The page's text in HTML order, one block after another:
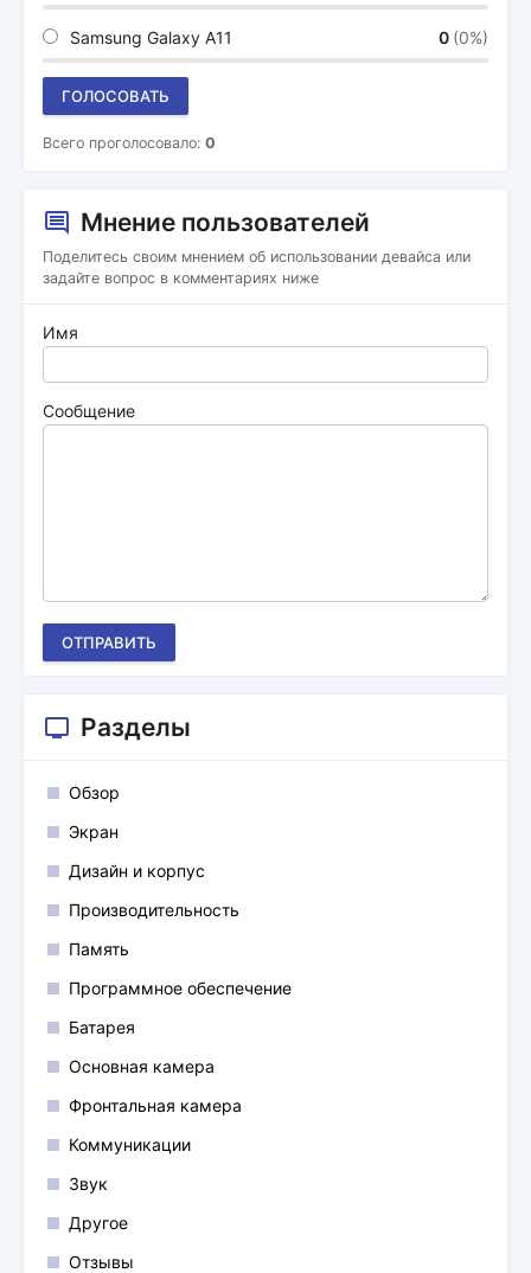
Samsung Galaxy A11 0 (0%)
ГОЛОСОВАТЬ
Всего проголосовало: 0
Мнение пользователей
Поделитесь своим мнением об использовании девайса или
задайте вопрос в комментариях ниже
Имя
Сообщение
ОТПРАВИТЬ
Разделы
Обзор
Экран
Дизайн и корпус
Производительность
Память
Программное обеспечение
Батарея
Основная камера
Фронтальная камера
Коммуникации
Звук
Другое
Отзывы